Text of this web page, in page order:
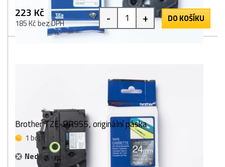
223 Kč
185 Kč bez DPH - + DO KOŠÍKU
Brother TZE-PR955, originální páska
1 bod
Nedostupné